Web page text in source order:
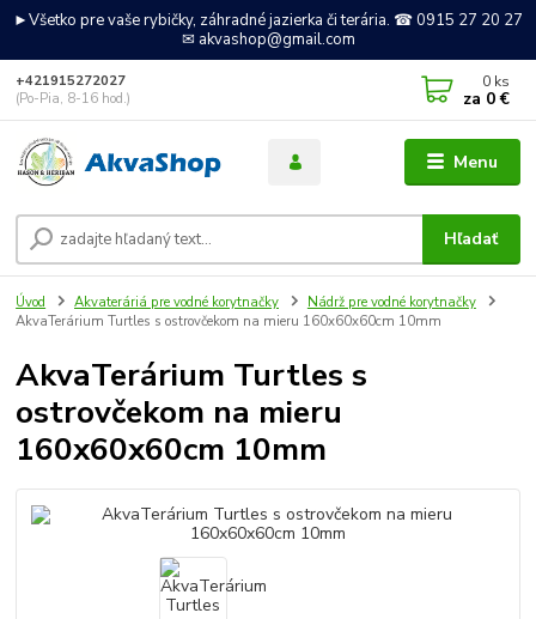
►Všetko pre vaše rybičky, záhradné jazierka či terária. ☎ 0915 27 20 27
✉ akvashop@gmail.com
Menu
Hľadať
+421915272027
(Po-Pia, 8-16 hod.)
0 ks
za 0 €
Úvod Akvateráriá pre vodné korytnačky
Nádrž pre vodné korytnačky
AkvaTerárium Turtles s ostrovčekom na mieru 160x60x60cm 10mm
AkvaTerárium Turtles s
ostrovčekom na mieru
160x60x60cm 10mm